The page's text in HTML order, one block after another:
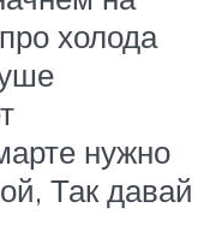
холода
нужно
Так давай